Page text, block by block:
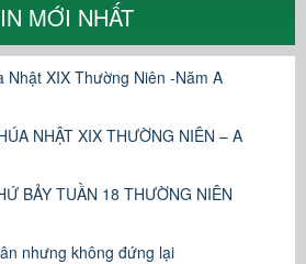
MỚI NHẤT
Nhật XIX Thường Niên -Năm A
NHẬT XIX THƯỜNG NIÊN – A
BẢY TUẦN 18 THƯỜNG NIÊN
nhưng không đứng lại